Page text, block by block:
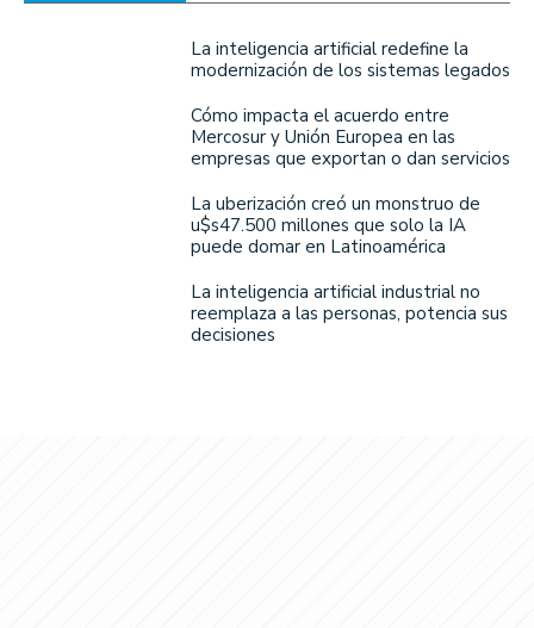
La inteligencia artificial redefine la
modernización de los sistemas legados
Cómo impacta el acuerdo entre
Mercosur y Unión Europea en las
empresas que exportan o dan servicios
La uberización creó un monstruo de
u$s47.500 millones que solo la IA
puede domar en Latinoamérica
La inteligencia artificial industrial no
reemplaza a las personas, potencia sus
decisiones